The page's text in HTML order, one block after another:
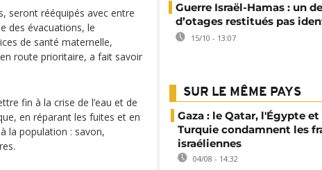
seront rééquipés avec entre
des évacuations, le
de santé maternelle,
route prioritaire, a fait savoir
fin à la crise de l’eau et de
en réparant les fuites et en
la population : savon,
Guerre Israël-Hamas : un
d’otages restitués pas
15/10 - 13:07
SUR LE MÊME PAYS
Gaza : le Qatar, l'Égypte et
Turquie condamnent les
israéliennes
04/08 - 14:32